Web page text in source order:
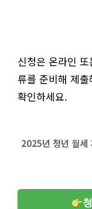
신청은 온라인
류를 준비해 제
확인하세요.
2025년 청년 월세